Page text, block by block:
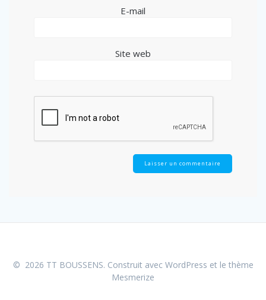
E-mail
Site web
© 2026 TT BOUSSENS. Construit avec WordPress et le thème
Mesmerize